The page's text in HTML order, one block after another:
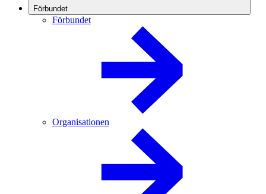
Förbundet
Förbundet
Organisationen